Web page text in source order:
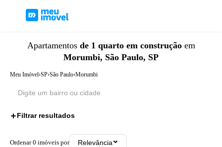
Apartamentos de 1 quarto em construção em
Morumbi, São Paulo, SP
Meu Imóvel›SP›São Paulo›Morumbi
Filtrar resultados
Ordenar0 imóveis por Relevância